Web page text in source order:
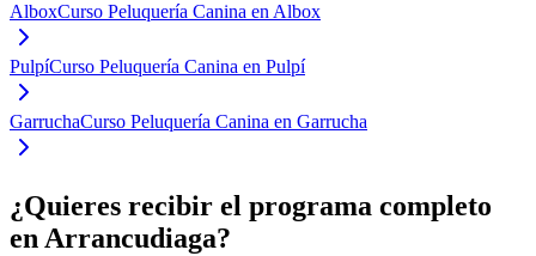
AlboxCurso Peluquería Canina en Albox
PulpíCurso Peluquería Canina en Pulpí
GarruchaCurso Peluquería Canina en Garrucha
¿Quieres recibir el programa completo
en Arrancudiaga?